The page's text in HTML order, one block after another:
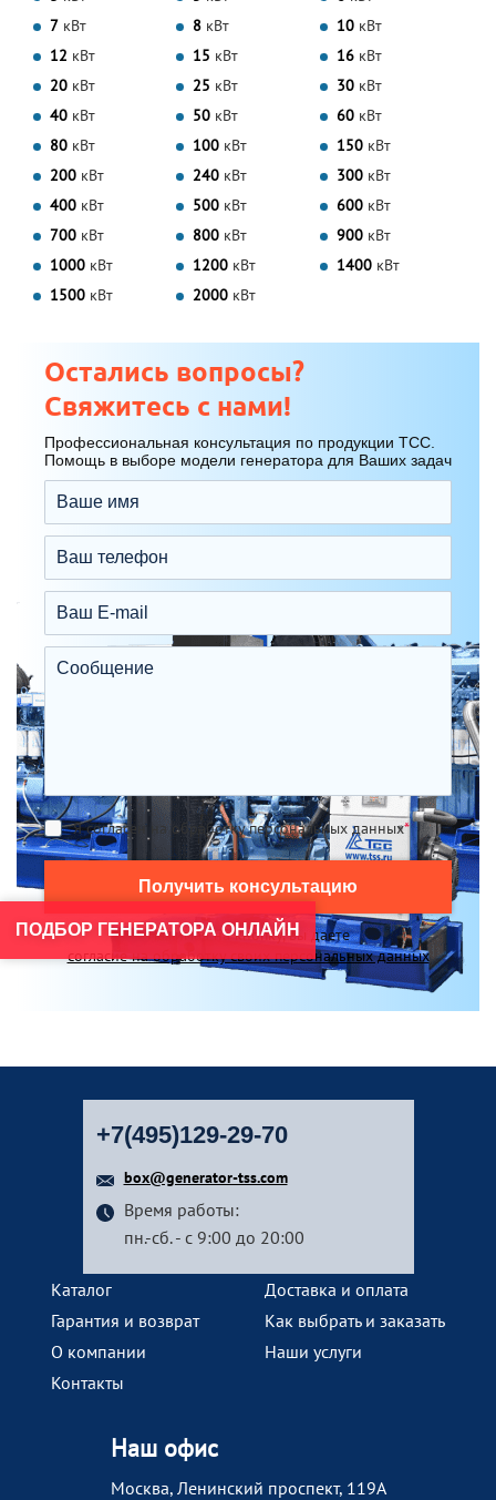
7 кВт 8 кВт 10 кВт
12 кВт 15 кВт 16 кВт
20 кВт 25 кВт 30 кВт
40 кВт 50 кВт 60 кВт
80 кВт 100 кВт 150 кВт
200 кВт 240 кВт 300 кВт
400 кВт 500 кВт 600 кВт
700 кВт 800 кВт 900 кВт
1000 кВт 1200 кВт 1400 кВт
1500 кВт 2000 кВт
Остались вопросы?
Свяжитесь с нами!
Профессиональная консультация по продукции ТСС.
Помощь в выборе модели генератора для Ваших задач
Я согласен на обработку персональных данных*
Получить консультацию
Нажимая на кнопку, вы даете
согласие на обработку своих персональных данных
+7(495)129-29-70
box@generator-tss.com
Время работы:
пн.-сб. - с 9:00 до 20:00
Каталог
Доставка и оплата
Гарантия и возврат
Как выбрать и заказать
О компании
Наши услуги
Контакты
Наш офис
Москва, Ленинский проспект, 119А
ПОДБОР ГЕНЕРАТОРА ОНЛАЙН